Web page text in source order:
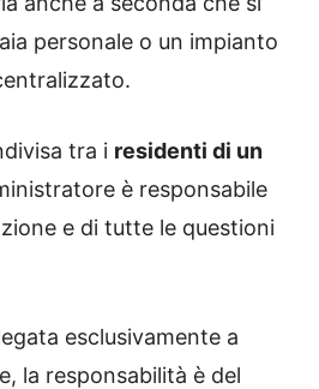
personale o un impianto
tra i residenti di un
è responsabile
e di tutte le questioni
esclusivamente a
la responsabilità è del